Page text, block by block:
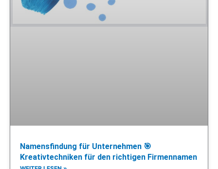
Namensfindung für Unternehmen 🎯
Kreativtechniken für den richtigen Firmennamen